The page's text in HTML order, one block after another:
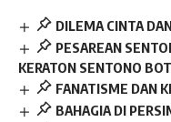
DILEMA CINTA
PESAREAN
KERATON SENTONO
FANATISME DAN
BAHAGIA DI